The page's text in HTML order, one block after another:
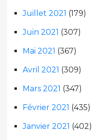
Juillet 2021 (179)
Juin 2021 (307)
Mai 2021 (367)
Avril 2021 (309)
Mars 2021 (347)
Février 2021 (435)
Janvier 2021 (402)